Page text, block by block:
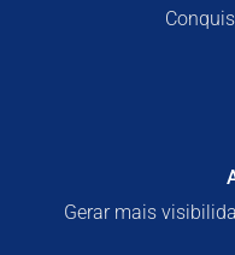
Gerar mais